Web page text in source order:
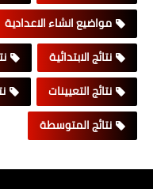
مواضيع انشاء الاعدادية
نتائج الابتدائية
نتائج التعيينات
نتائج المتوسطة